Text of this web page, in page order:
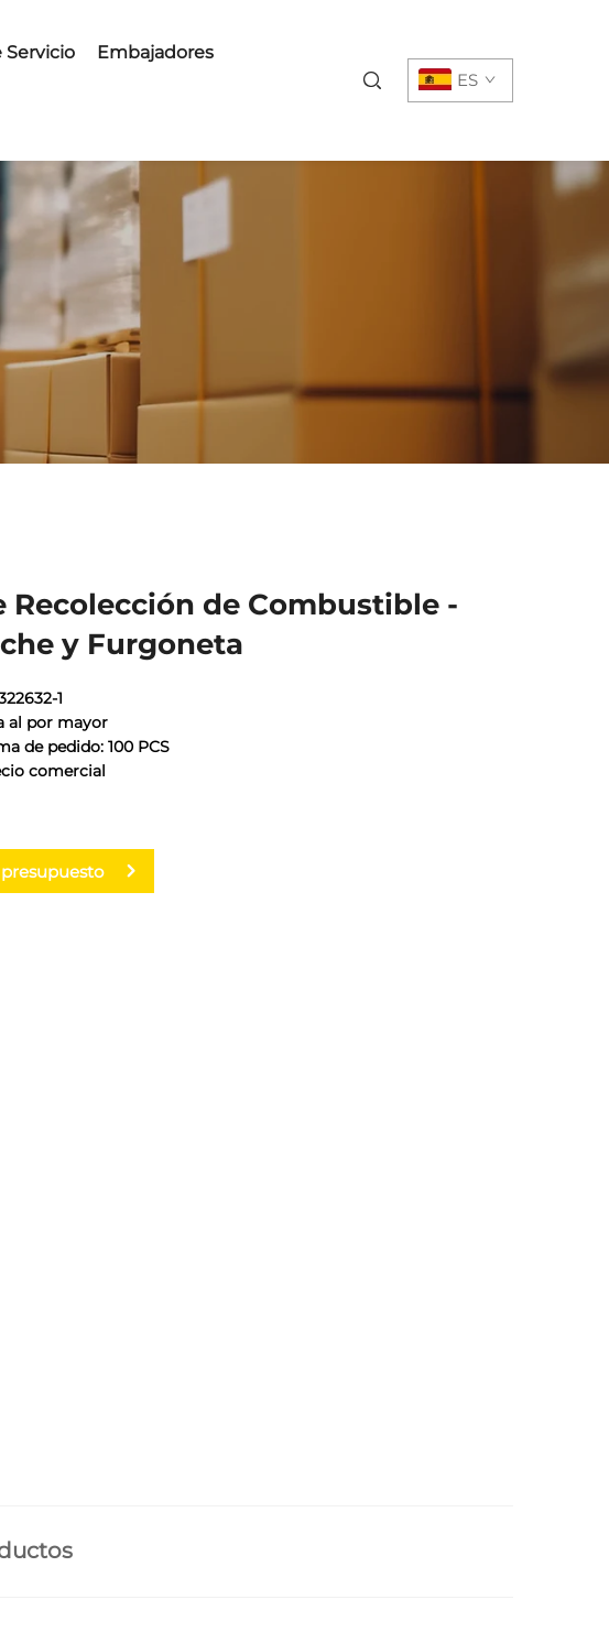
Servicio Embajadores
ES
Recolección de Combustible -
y Furgoneta
1
al por mayor
de pedido: 100 PCS
comercial